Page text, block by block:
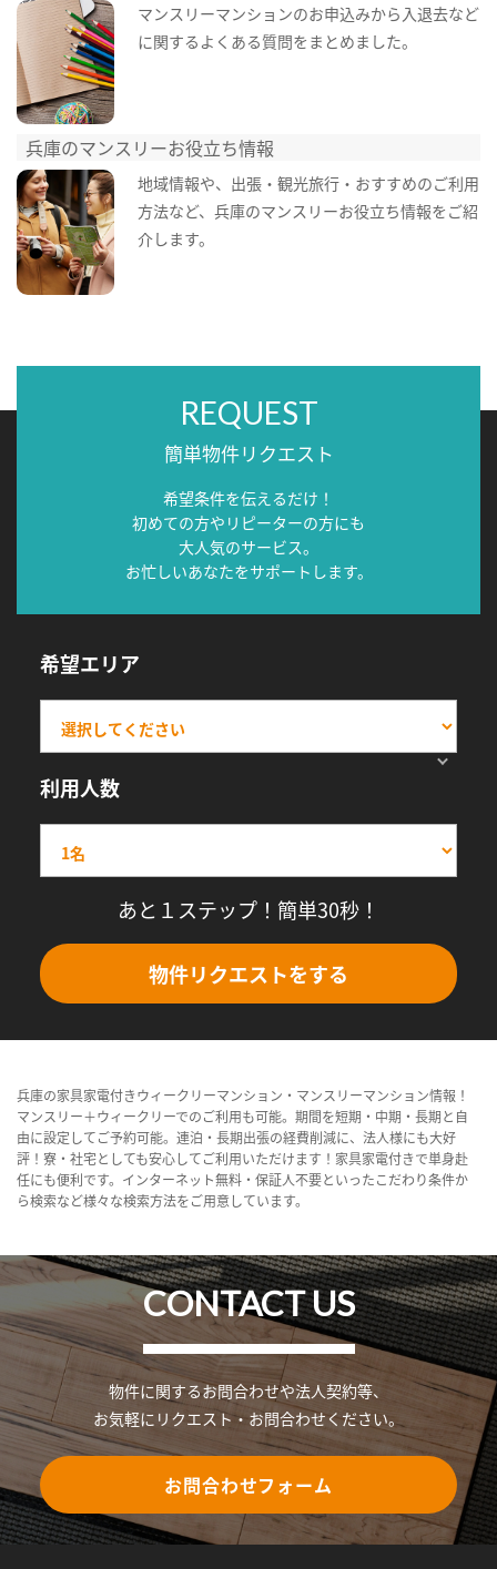
マンスリーマンションのお申込みから入退去など
に関するよくある質問をまとめました。
兵庫のマンスリーお役立ち情報
地域情報や、出張・観光旅行・おすすめのご利用
方法など、兵庫のマンスリーお役立ち情報をご紹
介します。
REQUEST
簡単物件リクエスト
希望条件を伝えるだけ！
初めての方やリピーターの方にも
大人気のサービス。
お忙しいあなたをサポートします。
希望エリア
利用人数
あと１ステップ！簡単30秒！
物件リクエストをする
兵庫の家具家電付きウィークリーマンション・マンスリーマンション情報！
マンスリー＋ウィークリーでのご利用も可能。期間を短期・中期・長期と自
由に設定してご予約可能。連泊・長期出張の経費削減に、法人様にも大好
評！寮・社宅としても安心してご利用いただけます！家具家電付きで単身赴
任にも便利です。インターネット無料・保証人不要といったこだわり条件か
ら検索など様々な検索方法をご用意しています。
CONTACT US
物件に関するお問合わせや法人契約等、
お気軽にリクエスト・お問合わせください。
お問合わせフォーム